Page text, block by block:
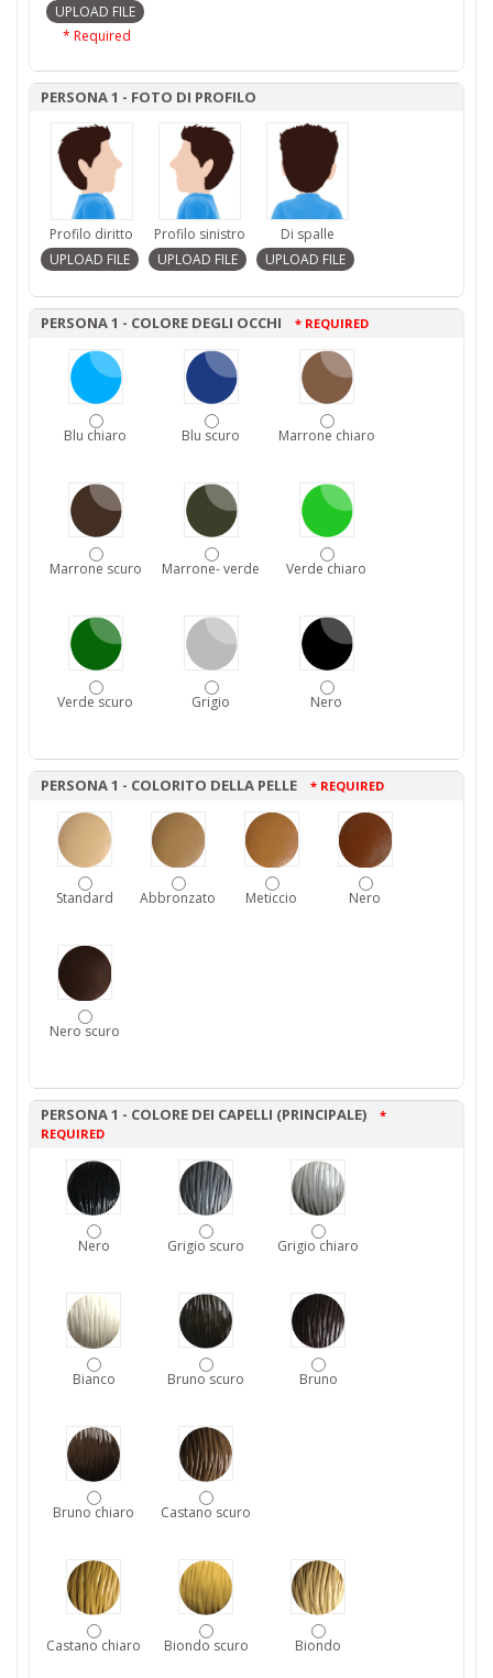
* Required
PERSONA 1 - FOTO DI PROFILO
Profilo diritto Profilo sinistro Di spalle
PERSONA 1 - COLORE DEGLI OCCHI * REQUIRED
Blu chiaro Blu scuro Marrone chiaro
Marrone scuro Marrone- verde Verde chiaro
Verde scuro Grigio Nero
PERSONA 1 - COLORITO DELLA PELLE * REQUIRED
Standard Abbronzato Meticcio Nero
Nero scuro
PERSONA 1 - COLORE DEI CAPELLI (PRINCIPALE) *
REQUIRED
Nero Grigio scuro Grigio chiaro
Bianco Bruno scuro Bruno
Bruno chiaro Castano scuro
Castano chiaro Biondo scuro Biondo